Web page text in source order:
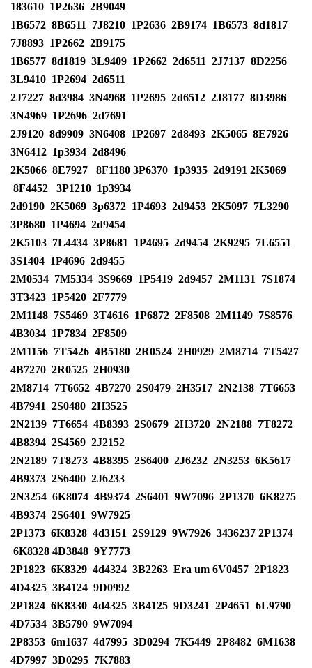
183610 1P2636 2B9049
1B6572 8B6511 7J8210 1P2636 2B9174 1B6573 8d1817
7J8893 1P2662 2B9175
1B6577 8d1819 3L9409 1P2662 2d6511 2J7137 8D2256
3L9410 1P2694 2d6511
2J7227 8d3984 3N4968 1P2695 2d6512 2J8177 8D3986
3N4969 1P2696 2d7691
2J9120 8d9909 3N6408 1P2697 2d8493 2K5065 8E7926
3N6412 1p3934 2d8496
2K5066 8E7927 8F1180 3P6370 1p3935 2d9191 2K5069
8F4452
3P1210 1p3934
2d9190 2K5069 3p6372 1P4693 2d9453 2K5097 7L3290
3P8680 1P4694 2d9454
2K5103 7L4434 3P8681 1P4695 2d9454 2K9295 7L6551
3S1404 1P4696 2d9455
2M0534 7M5334 3S9669 1P5419 2d9457 2M1131
7S1874
3T3423 1P5420 2F7779
2M1148 7S5469 3T4616 1P6872 2F8508 2M1149 7S8576
4B3034 1P7834 2F8509
2M1156 7T5426 4B5180 2R0524 2H0929 2M8714 7T5427
4B7270 2R0525 2H0930
2M8714 7T6652 4B7270 2S0479 2H3517 2N2138 7T6653
4B7941 2S0480 2H3525
2N2139 7T6654 4B8393 2S0679 2H3720 2N2188 7T8272
4B8394 2S4569 2J2152
2N2189 7T8273 4B8395 2S6400 2J6232 2N3253 6K5617
4B9373 2S6400 2J6233
2N3254 6K8074 4B9374 2S6401 9W7096 2P1370 6K8275
4B9374 2S6401 9W7925
2P1373 6K8328 4d3151 2S9129 9W7926 3436237 2P1374
6K8328 4D3848 9Y7773
2P1823 6K8329 4d4324 3B2263 Era um 6V0457 2P1823
4D4325 3B4124 9D0992
2P1824 6K8330 4d4325 3B4125 9D3241 2P4651 6L9790
4D7534 3B5790 9W7094
2P8353 6m1637 4d7995 3D0294 7K5449 2P8482 6M1638
4D7997 3D0295 7K7883